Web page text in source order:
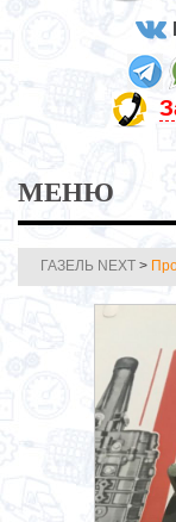
МЕНЮ
ГАЗЕЛЬ NEXT >